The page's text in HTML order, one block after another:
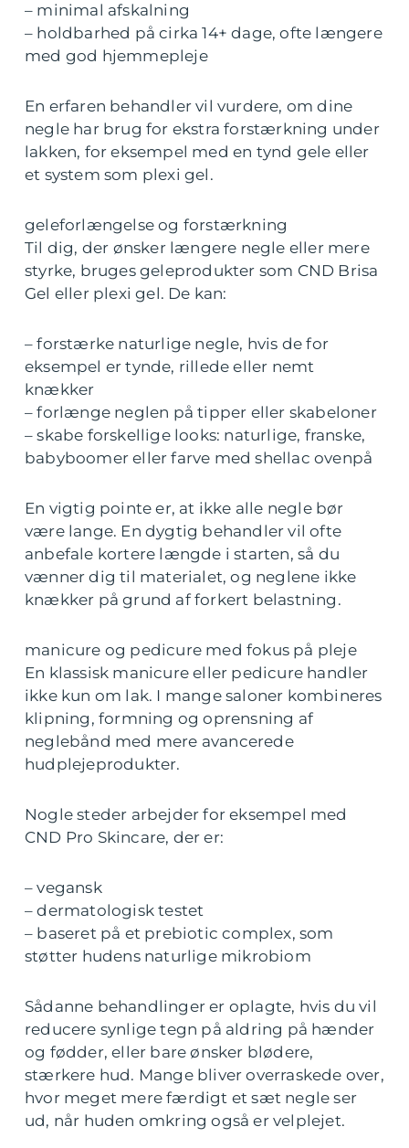
– minimal afskalning
– holdbarhed på cirka 14+ dage, ofte længere
med god hjemmepleje
En erfaren behandler vil vurdere, om dine
negle har brug for ekstra forstærkning under
lakken, for eksempel med en tynd gele eller
et system som plexi gel.
geleforlængelse og forstærkning
Til dig, der ønsker længere negle eller mere
styrke, bruges geleprodukter som CND Brisa
Gel eller plexi gel. De kan:
– forstærke naturlige negle, hvis de for
eksempel er tynde, rillede eller nemt
knækker
– forlænge neglen på tipper eller skabeloner
– skabe forskellige looks: naturlige, franske,
babyboomer eller farve med shellac ovenpå
En vigtig pointe er, at ikke alle negle bør
være lange. En dygtig behandler vil ofte
anbefale kortere længde i starten, så du
vænner dig til materialet, og neglene ikke
knækker på grund af forkert belastning.
manicure og pedicure med fokus på pleje
En klassisk manicure eller pedicure handler
ikke kun om lak. I mange saloner kombineres
klipning, formning og oprensning af
neglebånd med mere avancerede
hudplejeprodukter.
Nogle steder arbejder for eksempel med
CND Pro Skincare, der er:
– vegansk
– dermatologisk testet
– baseret på et prebiotic complex, som
støtter hudens naturlige mikrobiom
Sådanne behandlinger er oplagte, hvis du vil
reducere synlige tegn på aldring på hænder
og fødder, eller bare ønsker blødere,
stærkere hud. Mange bliver overraskede over,
hvor meget mere færdigt et sæt negle ser
ud, når huden omkring også er velplejet.